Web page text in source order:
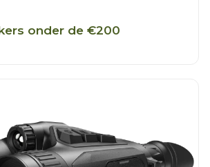
onder de €200